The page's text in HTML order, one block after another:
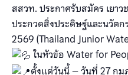
สสวท. ประกาศรับสมัคร เยาว
ประกวดสิ่งประดิษฐ์และนวัต
2569 (Thailand Junior
ในหัวข้อ Water for
ตั้งแต่วันนี้ – วันที่ 27 กุ